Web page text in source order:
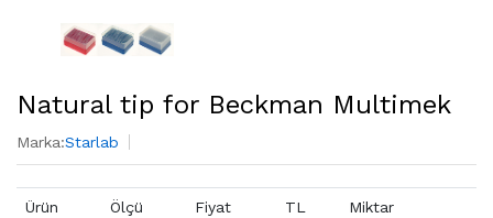
Natural tip for Beckman Multimek
Marka:Starlab
Ürün Ölçü Fiyat TL Miktar